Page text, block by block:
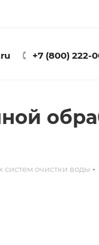
+7 (800) 222-
очистки воды